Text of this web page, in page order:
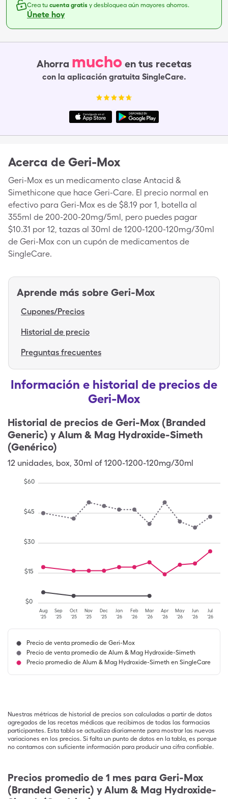
Crea tu cuenta gratis y desbloquea aún mayores ahorros.
Únete hoy
Ahorra mucho en tus recetas
con la aplicación gratuita SingleCare.
Acerca de Geri-Mox
Geri-Mox es un medicamento clase Antacid &
Simethicone que hace Geri-Care. El precio normal en
efectivo para Geri-Mox es de $8.19 por 1, botella al
355ml de 200-200-20mg/5ml, pero puedes pagar
$10.31 por 12, tazas al 30ml de 1200-1200-120mg/30ml
de Geri-Mox con un cupón de medicamentos de
SingleCare.
Aprende más sobre Geri-Mox
Cupones/Precios
Historial de precio
Preguntas frecuentes
Información e historial de precios de
Geri-Mox
Historial de precios de Geri-Mox (Branded
Generic) y Alum & Mag Hydroxide-Simeth
(Genérico)
12 unidades, box, 30ml of 1200-1200-120mg/30ml
Aug
'25
Sep
'25
Oct
'25
Nov
'25
Dec
'25
Jan
'26
Feb
'26
Mar
'26
Apr
'26
May
'26
Jun
'26
Jul
'26
$0
$15
$30
$45
$60
Precio de venta promedio de Geri-Mox
Precio de venta promedio de Alum & Mag Hydroxide-Simeth
Precio promedio de Alum & Mag Hydroxide-Simeth en SingleCare
Nuestras métricas de historial de precios son calculadas a partir de datos
agregados de las recetas médicas que recibimos de todas las farmacias
participantes. Esta tabla se actualiza diariamente para mostrar las nuevas
variaciones en los precios. Si falta un punto de datos en la tabla, es porque
no contamos con suficiente información para producir una cifra confiable.
Precios promedio de 1 mes para Geri-Mox
(Branded Generic) y Alum & Mag Hydroxide-